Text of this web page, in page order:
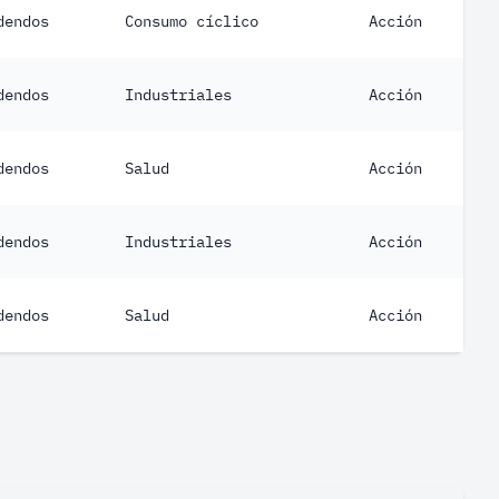
Consumo cíclico Acción
Industriales Acción
Salud Acción
Industriales Acción
Salud Acción